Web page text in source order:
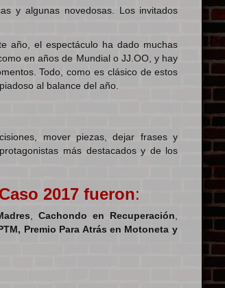
y algunas novedosas. Los invitados
año, el espectáculo ha dado muchas
en años de Mundial o JJ.OO, y hay
Todo, como es clásico de estos
al balance del año.
mover piezas, dejar frases y
más destacados y de los
2017 fueron:
Cachondo en Recuperación
Premio Para Atrás en Motoneta y